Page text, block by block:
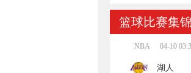
篮球比赛集
NBA 04-10
湖人